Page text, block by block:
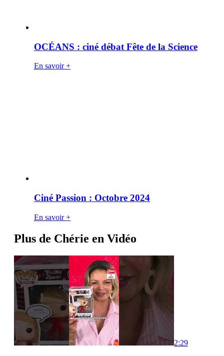
OCÉANS : ciné débat Fête de la Science
En savoir +
Ciné Passion : Octobre 2024
En savoir +
Plus de Chérie en Vidéo
2:29